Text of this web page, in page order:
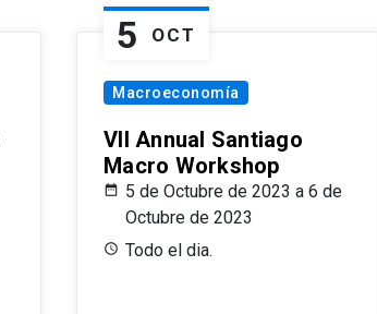
5 OCT
Macroeconomía
VII Annual Santiago
Macro Workshop
5 de Octubre de 2023 a 6 de
Octubre de 2023
Todo el dia.